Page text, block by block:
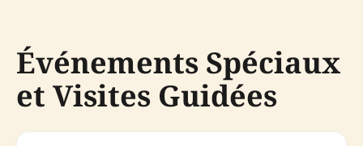
Événements Spéciaux
et Visites Guidées